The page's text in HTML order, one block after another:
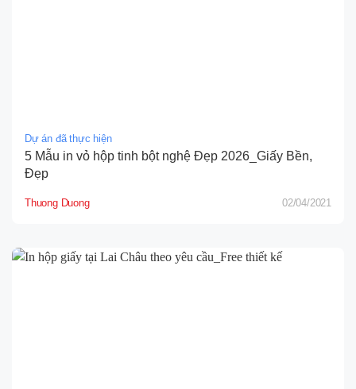
Dự án đã thực hiện
5 Mẫu in vỏ hộp tinh bột nghệ Đẹp 2026_Giấy Bền,
Đẹp
Thuong Duong 02/04/2021